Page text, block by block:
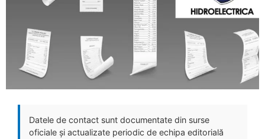
Datele de contact sunt documentate din surse
oficiale și actualizate periodic de echipa editorială